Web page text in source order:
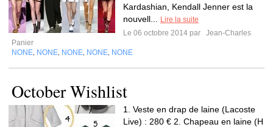
Kardashian, Kendall Jenner est la
nouvell...
Lire la suite
Le 06 octobre 2014 par
Jean-Charles
Panier
NONE NONE NONE NONE NONE
October Wishlist
1. Veste en drap de laine (Lacoste
Live) : 280 € 2. Chapeau en laine (H